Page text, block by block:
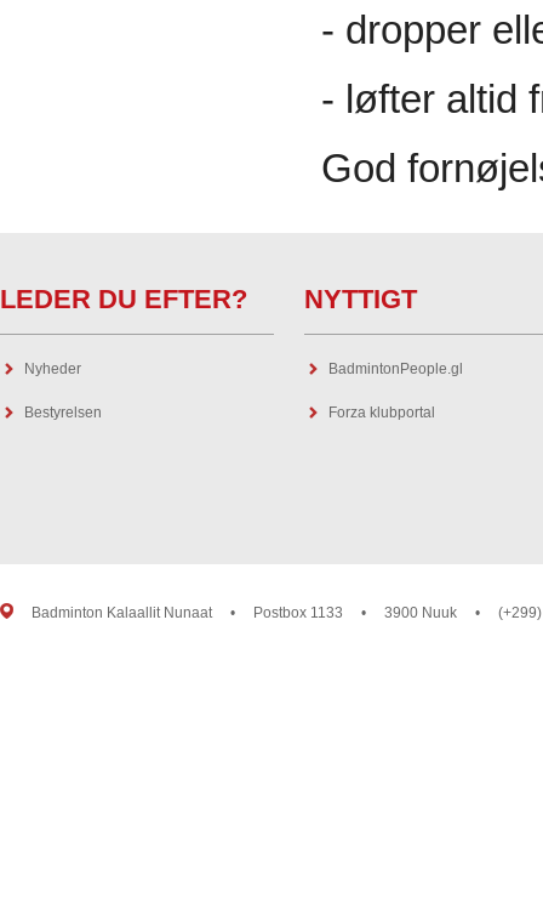
- dropper
- løfter altid
God
LEDER DU EFTER?
Nyheder
Bestyrelsen
NYTTIGT
BadmintonPeople.gl
Forza klubportal
Badminton Kalaallit Nunaat • Postbox 1133 • 3900 Nuuk •